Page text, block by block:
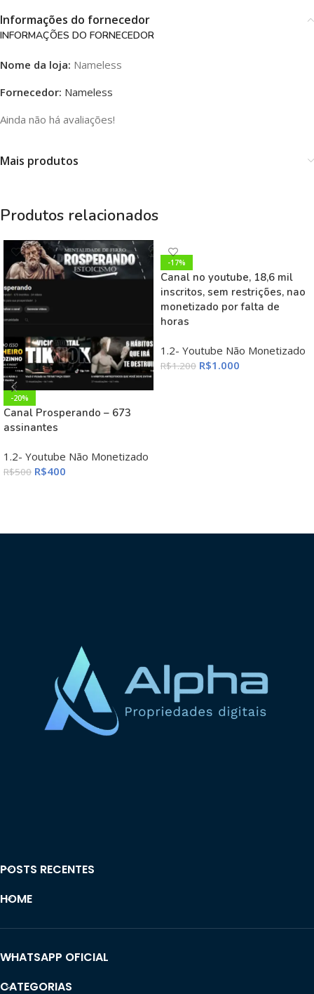
Informações do fornecedor
INFORMAÇÕES DO FORNECEDOR
Nome da loja: Nameless
Fornecedor: Nameless
Ainda não há avaliações!
Mais produtos
Produtos relacionados
-20%
Canal Prosperando – 673
assinantes
1.2- Youtube Não Monetizado
R$500 R$400
-17%
Canal no youtube, 18,6 mil
inscritos, sem restrições, nao
monetizado por falta de
horas
1.2- Youtube Não Monetizado
R$1.200 R$1.000
POSTS RECENTES
HOME
WHATSAPP OFICIAL
CATEGORIAS